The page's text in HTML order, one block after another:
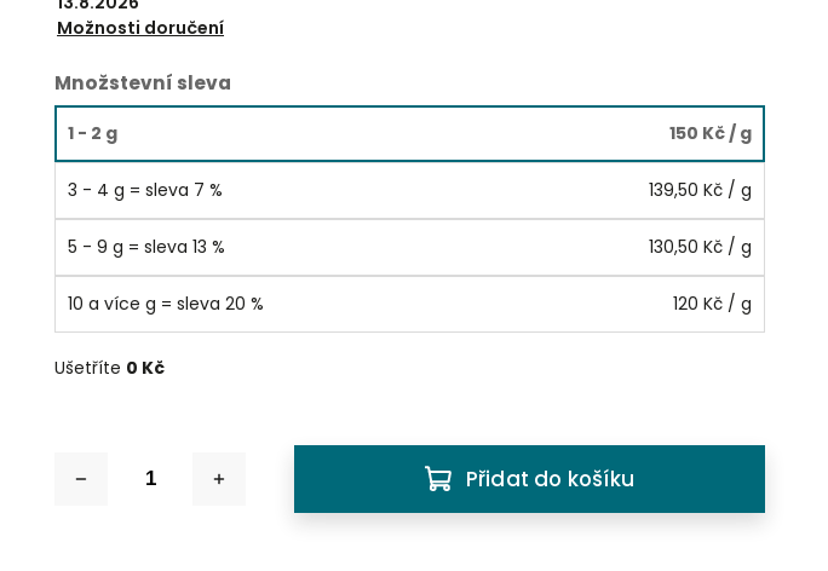
Možnosti doručení
Množstevní sleva
1 - 2 g 150 Kč/ g
3 - 4 g = sleva 7 % 139,50 Kč/ g
5 - 9 g = sleva 13 % 130,50 Kč/ g
10 a více g = sleva 20 % 120 Kč/ g
Ušetříte 0 Kč
Přidat do košíku